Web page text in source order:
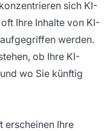
sich KI-
Ihre Inhalte von KI-
werden.
ob Ihre KI-
wo Sie künftig
erscheinen Ihre